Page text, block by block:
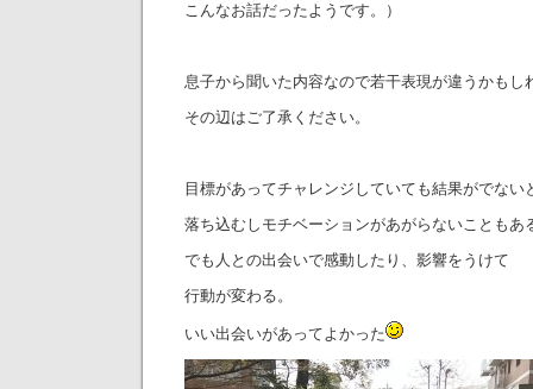
こんなお話だったようです。）
息子から聞いた内容なので若干表現が違うかもし
その辺はご了承ください。
目標があってチャレンジしていても結果がでない
落ち込むしモチベーションがあがらないこともあ
でも人との出会いで感動したり、影響をうけて
行動が変わる。
いい出会いがあってよかった